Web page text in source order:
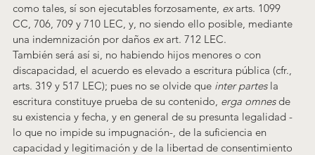
como tales, sí son ejecutables forzosamente, ex arts. 1099
CC, 706, 709 y 710 LEC, y, no siendo ello posible, mediante
una indemnización por daños ex art. 712 LEC.
También será así si, no habiendo hijos menores o con
discapacidad, el acuerdo es elevado a escritura pública (cfr.,
arts. 319 y 517 LEC); pues no se olvide que inter partes la
escritura constituye prueba de su contenido, erga omnes de
su existencia y fecha, y en general de su presunta legalidad -
lo que no impide su impugnación-, de la suficiencia en
capacidad y legitimación y de la libertad de consentimiento